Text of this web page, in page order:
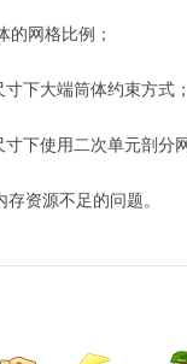
的网格比例；
下大端筒体约束方式；
下使用二次单元剖分
资源不足的问题。